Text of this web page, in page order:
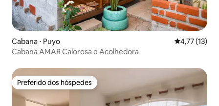
Cabana ⋅ Puyo 4,77 de uma
4,77 (13)
Cabana AMAR Calorosa e Acolhedora
Preferido dos hóspedes
Preferido dos hóspedes